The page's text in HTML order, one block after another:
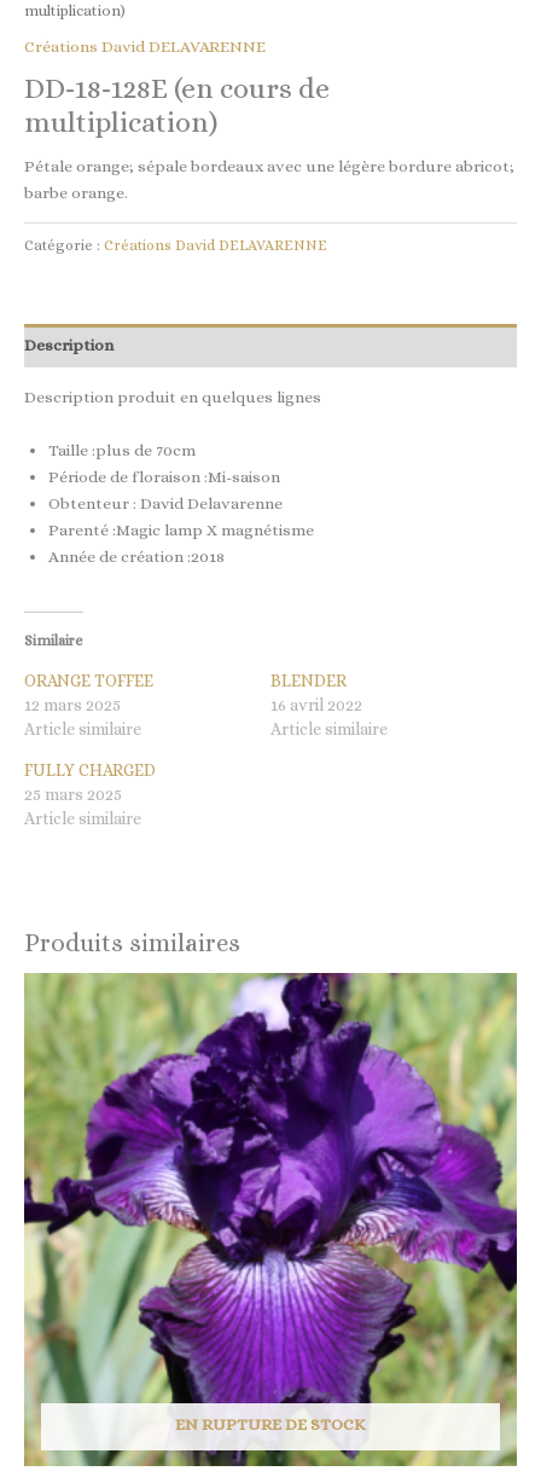
multiplication)
Créations David DELAVARENNE
DD-18-128E (en cours de
multiplication)
Pétale orange; sépale bordeaux avec une légère bordure abricot;
barbe orange.
Catégorie : Créations David DELAVARENNE
Description
Description produit en quelques lignes
Taille :plus de 70cm
Période de floraison :Mi-saison
Obtenteur : David Delavarenne
Parenté :Magic lamp X magnétisme
Année de création :2018
Similaire
ORANGE TOFFEE
12 mars 2025
Article similaire
BLENDER
16 avril 2022
Article similaire
FULLY CHARGED
25 mars 2025
Article similaire
Produits similaires
EN RUPTURE DE STOCK